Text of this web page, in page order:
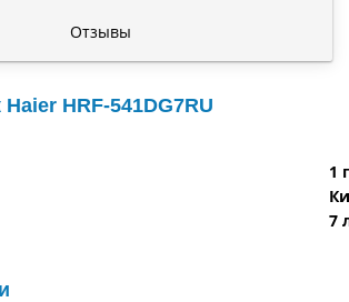
Отзывы
HRF-541DG7RU
1
7